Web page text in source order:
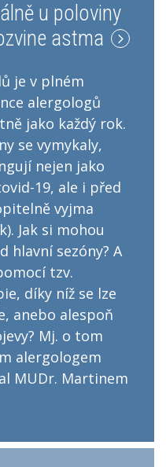
u poloviny
astma
je v plném
alergologů
jako každý rok.
se vymykaly,
nejen jako
19, ale i před
vyjma
Jak si mohou
hlavní sezóny? A
tzv.
díky níž se lze
anebo alespoň
Mj. o tom
alergologem
MUDr. Martinem